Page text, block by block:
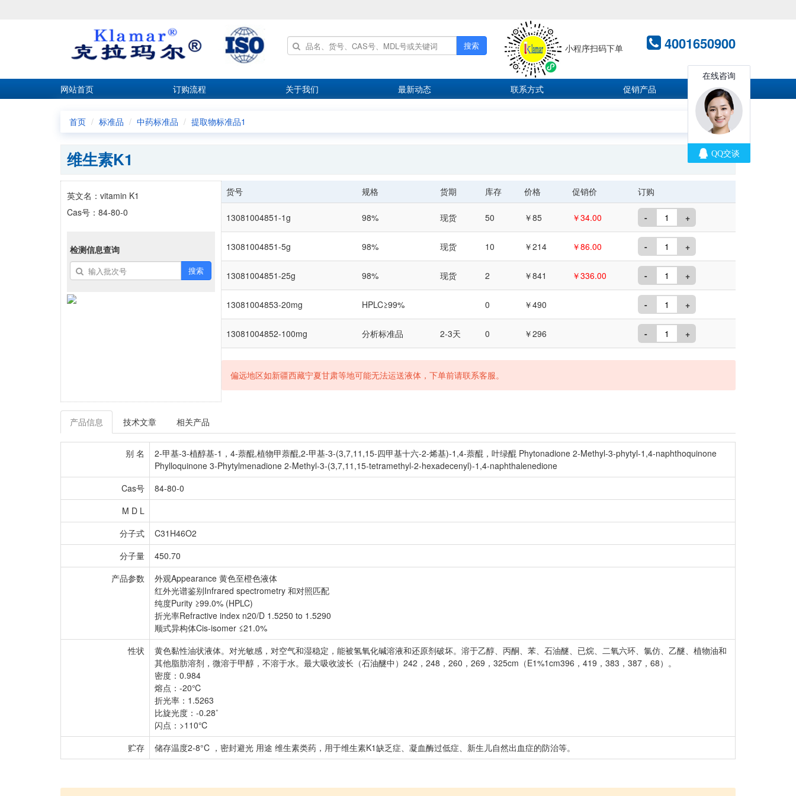
搜索 小程序扫码下单 4001650900
网站首页 订购流程 关于我们 最新动态 联系方式 促销产品
首页 标准品 中药标准品 提取物标准品1
维生素K1
英文名：vitamin K1
Cas号：84-80-0
检测信息查询
搜索
货号 规格 货期 库存 价格 促销价 订购
13081004851-1g 98% 现货 50 ￥85 ￥34.00 - +
13081004851-5g 98% 现货 10 ￥214 ￥86.00 - +
13081004851-25g 98% 现货 2 ￥841 ￥336.00 - +
13081004853-20mg HPLC≥99% 0 ￥490 - +
13081004852-100mg 分析标准品 2-3天 0 ￥296 - +
偏远地区如新疆西藏宁夏甘肃等地可能无法运送液体，下单前请联系客服。
产品信息 技术文章 相关产品
别 名
2-甲基-3-植醇基-1，4-萘醌,植物甲萘醌,2-甲基-3-(3,7,11,15-四甲基十六-2-烯基)-1,4-萘醌，叶绿醌 Phytonadione 2-Methyl-3-phytyl-1,4-naphthoquinone
Phylloquinone 3-Phytylmenadione 2-Methyl-3-(3,7,11,15-tetramethyl-2-hexadecenyl)-1,4-naphthalenedione
Cas号
84-80-0
M D L
分子式
C31H46O2
分子量
450.70
产品参数
外观Appearance 黄色至橙色液体
红外光谱鉴别Infrared spectrometry 和对照匹配
纯度Purity ≥99.0% (HPLC)
折光率Refractive index n20/D 1.5250 to 1.5290
顺式异构体Cis-isomer ≤21.0%
性状
黄色黏性油状液体。对光敏感，对空气和湿稳定，能被氢氧化碱溶液和还原剂破坏。溶于乙醇、丙酮、苯、石油醚、已烷、二氧六环、氯仿、乙醚、植物油和
其他脂肪溶剂，微溶于甲醇，不溶于水。最大吸收波长（石油醚中）242，248，260，269，325cm（E1%1cm396，419，383，387，68）。
密度：0.984
熔点：-20℃
折光率：1.5263
比旋光度：-0.28˚
闪点：>110℃
贮存
储存温度2-8°C ，密封避光 用途 维生素类药，用于维生素K1缺乏症、凝血酶过低症、新生儿自然出血症的防治等。